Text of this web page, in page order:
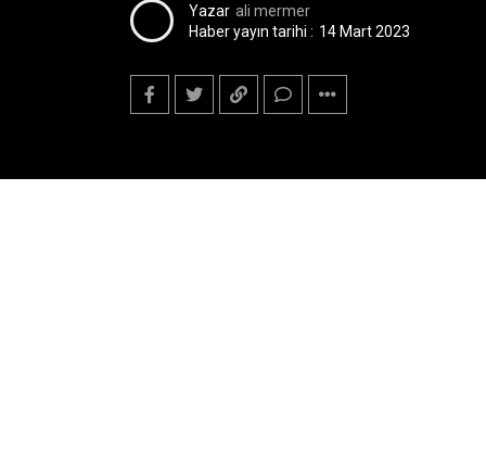
Yazar ali mermer
Haber yayın tarihi : 14 Mart 2023